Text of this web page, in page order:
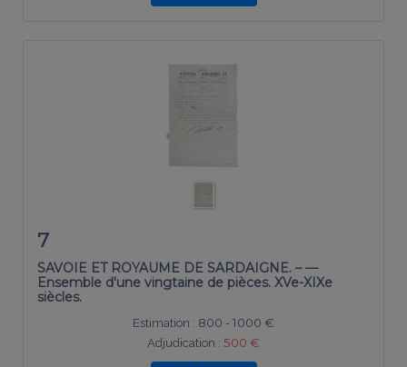
7
SAVOIE ET ROYAUME DE SARDAIGNE. – —
Ensemble d'une vingtaine de pièces. XVe-XIXe
siècles.
Estimation : 800 - 1000 €
Adjudication : 500 €